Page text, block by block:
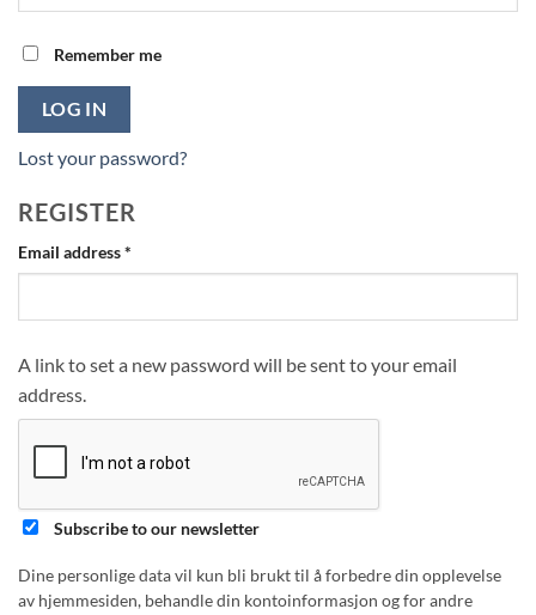
Remember me
LOG IN
Lost your password?
REGISTER
Email address*
A link to set a new password will be sent to your email
address.
Subscribe to our newsletter
Dine personlige data vil kun bli brukt til å forbedre din opplevelse
av hjemmesiden, behandle din kontoinformasjon og for andre